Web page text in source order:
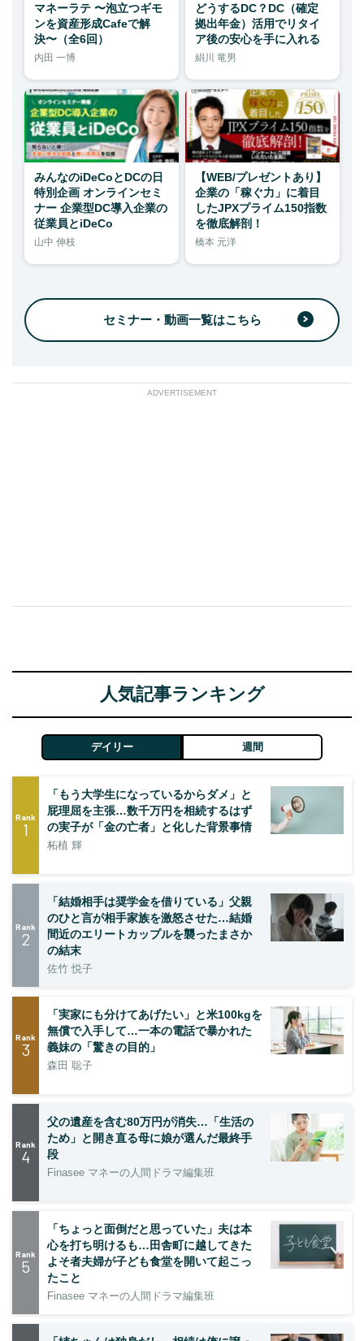
マネーラテ 〜泡立つギモ
ンを資産形成Cafeで解
決〜（全6回）
内田 一博
どうするDC？DC（確定
拠出年金）活用でリタイ
ア後の安心を手に入れる
絹川 竜男
みんなのiDeCoとDCの日
特別企画 オンラインセミ
ナー 企業型DC導入企業の
従業員とiDeCo
山中 伸枝
【WEB/プレゼントあり】
企業の「稼ぐ力」に着目
したJPXプライム150指数
を徹底解剖！
橋本 元洋
セミナー・動画一覧はこちら
ADVERTISEMENT
人気記事ランキング
デイリー 週間
Rank
1
「もう大学生になっているからダメ」と
屁理屈を主張…数千万円を相続するはず
の実子が「金の亡者」と化した背景事情
柘植 輝
Rank
2
「結婚相手は奨学金を借りている」父親
のひと言が相手家族を激怒させた…結婚
間近のエリートカップルを襲ったまさか
の結末
佐竹 悦子
Rank
3
「実家にも分けてあげたい」と米100kgを
無償で入手して…一本の電話で暴かれた
義妹の「驚きの目的」
森田 聡子
Rank
4
父の遺産を含む80万円が消失…「生活の
ため」と開き直る母に娘が選んだ最終手
段
Finasee マネーの人間ドラマ編集班
Rank
5
「ちょっと面倒だと思っていた」夫は本
心を打ち明けるも…田舎町に越してきた
よそ者夫婦が子ども食堂を開いて起こっ
たこと
Finasee マネーの人間ドラマ編集班